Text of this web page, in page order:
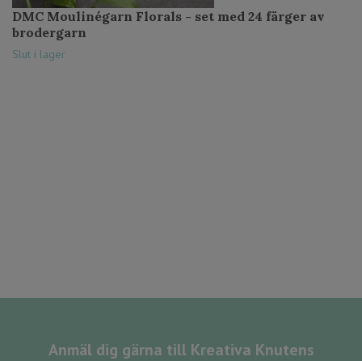
DMC Moulinégarn Florals - set med 24 färger av
brodergarn
Slut i lager
Anmäl dig gärna till Kreativa Knutens